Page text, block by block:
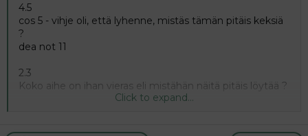
4.5
cos 5 - vihje oli, että lyhenne, mistäs tämän pitäis keksiä
?
dea not 11
2.3
Koko aihe on ihan vieras eli mistähän näitä pitäis löytää ?
Click to expand...